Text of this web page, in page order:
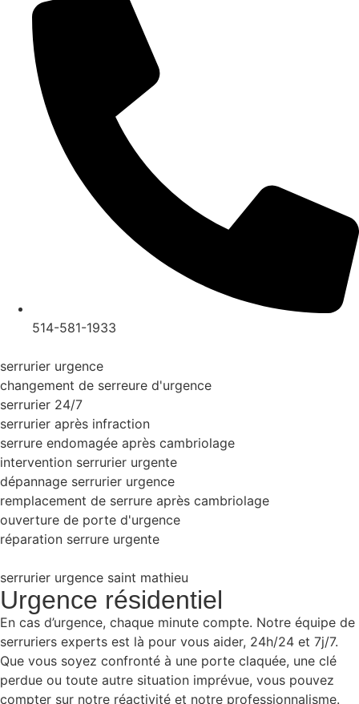
514-581-1933
serrurier urgence
changement de serreure d'urgence
serrurier 24/7
serrurier après infraction
serrure endomagée après cambriolage
intervention serrurier urgente
dépannage serrurier urgence
remplacement de serrure après cambriolage
ouverture de porte d'urgence
réparation serrure urgente
serrurier urgence saint mathieu
Urgence résidentiel
En cas d’urgence, chaque minute compte. Notre équipe de
serruriers experts est là pour vous aider, 24h/24 et 7j/7.
Que vous soyez confronté à une porte claquée, une clé
perdue ou toute autre situation imprévue, vous pouvez
compter sur notre réactivité et notre professionnalisme.